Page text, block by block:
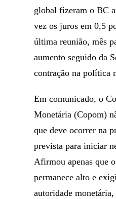
global fizeram o BC
vez os juros em 0,5
última reunião, mês
aumento seguido da
contração na política
Em comunicado, o
Monetária (Copom)
que deve ocorrer na
prevista para iniciar
Afirmou apenas que
permanece alto e
autoridade